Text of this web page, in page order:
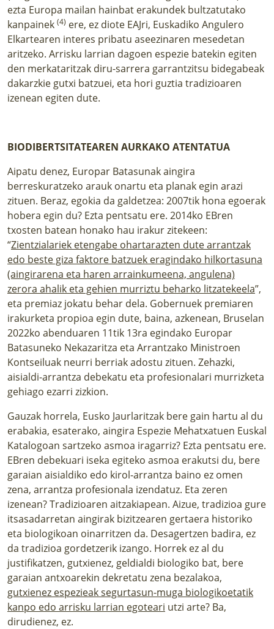
ezta Europa mailan hainbat erakundek bultzatutako
kanpainek (4) ere, ez diote EAJri, Euskadiko Angulero
Elkartearen interes pribatu aseezinaren mesedetan
aritzeko. Arrisku larrian dagoen espezie batekin egiten
den merkataritzak diru-sarrera garrantzitsu bidegabeak
dakarzkie gutxi batzuei, eta hori guztia tradizioaren
izenean egiten dute.
BIODIBERTSITATEAREN AURKAKO ATENTATUA
Aipatu denez, Europar Batasunak aingira
berreskuratzeko arauk onartu eta planak egin arazi
zituen. Beraz, egokia da galdetzea: 2007tik hona egoerak
hobera egin du? Ezta pentsatu ere. 2014ko EBren
txosten batean honako hau irakur zitekeen:
“Zientzialariek etengabe ohartarazten dute arrantzak
edo beste giza faktore batzuek eragindako hilkortasuna
(aingirarena eta haren arrainkumeena, angulena)
zerora ahalik eta gehien murriztu beharko litzatekeela”,
eta premiaz jokatu behar dela. Gobernuek premiaren
irakurketa propioa egin dute, baina, azkenean, Bruselan
2022ko abenduaren 11tik 13ra egindako Europar
Batasuneko Nekazaritza eta Arrantzako Ministroen
Kontseiluak neurri berriak adostu zituen. Zehazki,
aisialdi-arrantza debekatu eta profesionalari murrizketa
gehiago ezarri zizkion.
Gauzak horrela, Eusko Jaurlaritzak bere gain hartu al du
erabakia, esaterako, aingira Espezie Mehatxatuen Euskal
Katalogoan sartzeko asmoa iragarriz? Ezta pentsatu ere.
EBren debekuari iseka egiteko asmoa erakutsi du, bere
garaian aisialdiko edo kirol-arrantza baino ez omen
zena, arrantza profesionala izendatuz. Eta zeren
izenean? Tradizioaren aitzakiapean. Aizue, tradizioa gure
itsasadarretan aingirak bizitzearen gertaera historiko
eta biologikoan oinarritzen da. Desagertzen badira, ez
da tradizioa gordetzerik izango. Horrek ez al du
justifikatzen, gutxienez, geldialdi biologiko bat, bere
garaian antxoarekin dekretatu zena bezalakoa,
gutxienez espezieak segurtasun-muga biologikoetatik
kanpo edo arrisku larrian egoteari utzi arte? Ba,
dirudienez, ez.